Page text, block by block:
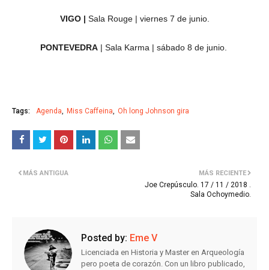
VIGO | Sala Rouge | viernes 7 de junio.
PONTEVEDRA| Sala Karma | sábado 8 de junio.
Tags: Agenda Miss Caffeina Oh long Johnson gira
MÁS RECIENTE
Joe Crepúsculo. 17 / 11 / 2018 .
Sala Ochoymedio.
MÁS ANTIGUA
Posted by: Eme V
Licenciada en Historia y Master en Arqueología
pero poeta de corazón. Con un libro publicado,